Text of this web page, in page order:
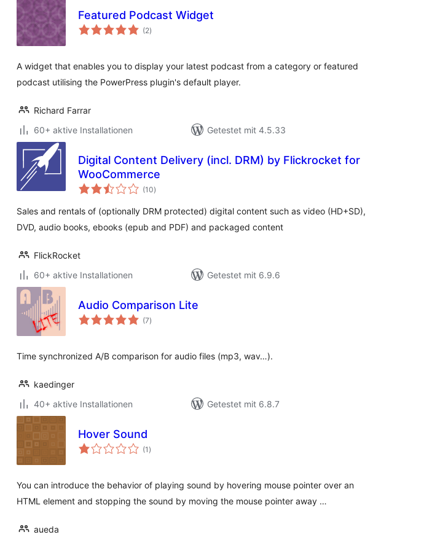
Featured Podcast Widget
(2Bewertungen
insgesamt
)
A widget that enables you to display your latest podcast from a category or featured
podcast utilising the PowerPress plugin's default player.
Richard Farrar
60+ aktive Installationen
Getestet mit 4.5.33
Digital Content Delivery (incl. DRM) by Flickrocket for
WooCommerce
(10Bewertungen
insgesamt
)
Sales and rentals of (optionally DRM protected) digital content such as video (HD+SD),
DVD, audio books, ebooks (epub and PDF) and packaged content
FlickRocket
60+ aktive Installationen
Getestet mit 6.9.6
Audio Comparison Lite
(7Bewertungen
insgesamt
)
Time synchronized A/B comparison for audio files (mp3, wav…).
kaedinger
40+ aktive Installationen
Getestet mit 6.8.7
Hover Sound
(1 Bewertungen
insgesamt
)
You can introduce the behavior of playing sound by hovering mouse pointer over an
HTML element and stopping the sound by moving the mouse pointer away …
aueda